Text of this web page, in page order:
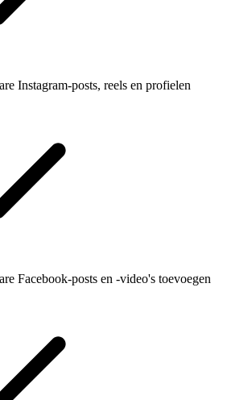
Instagram-posts, reels en profielen
Facebook-posts en -video's toevoegen